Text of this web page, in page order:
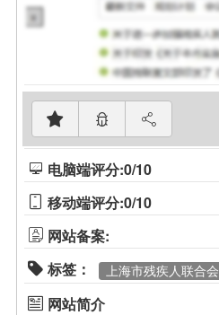
电脑端评分:0/10
移动端评分:0/10
网站备案:
标签：
上海市残疾人联合会
网站简介